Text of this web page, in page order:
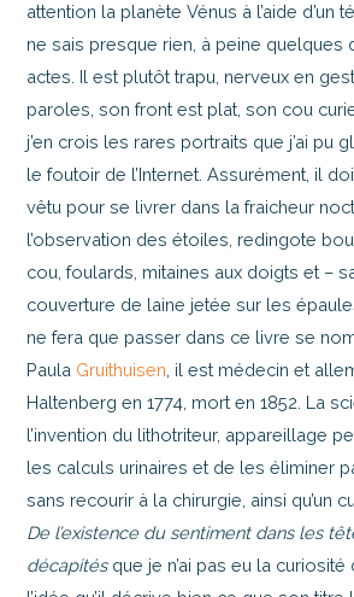
attention la planète Vénus à l’aide d’un
ne sais presque rien, à peine quelques
actes. Il est plutôt trapu, nerveux en
paroles, son front est plat, son cou
j’en crois les rares portraits que j’ai pu
le foutoir de l’Internet. Assurément, il
vêtu pour se livrer dans la fraicheur
l’observation des étoiles, redingote
cou, foulards, mitaines aux doigts et –
couverture de laine jetée sur les
ne fera que passer dans ce livre se
Paula Gruithuisen , il est médecin et
Haltenberg en 1774, mort en 1852. La
l’invention du lithotriteur, appareillage
les calculs urinaires et de les éliminer
sans recourir à la chirurgie, ainsi qu’un
De l’existence du sentiment dans les
décapités que je n’ai pas eu la